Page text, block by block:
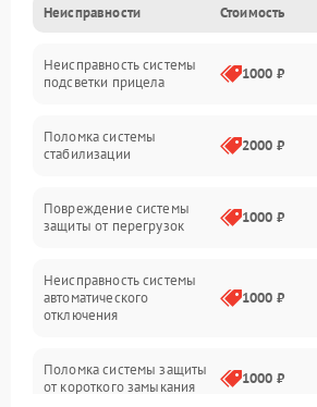
Механические повреждения
Неисправность фокусировки и оптики
Электропитание
Механика
Корпус/Герметичность
Неисправности Стоимость
Неисправность системы
подсветки прицела
1000 ₽
Поломка системы
стабилизации
2000 ₽
Повреждение системы
защиты от перегрузок
1000 ₽
Неисправность системы
автоматического
отключения
1000 ₽
Поломка системы защиты
от короткого замыкания
1000 ₽